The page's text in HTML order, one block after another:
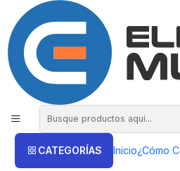
CATEGORÍAS Inicio¿Cómo
COMPRA HASTA EN 3
Inicio Productos AUDIO Parlantes
Parlantes Subwoofer
FILTROS
MS50A| EDIFIER